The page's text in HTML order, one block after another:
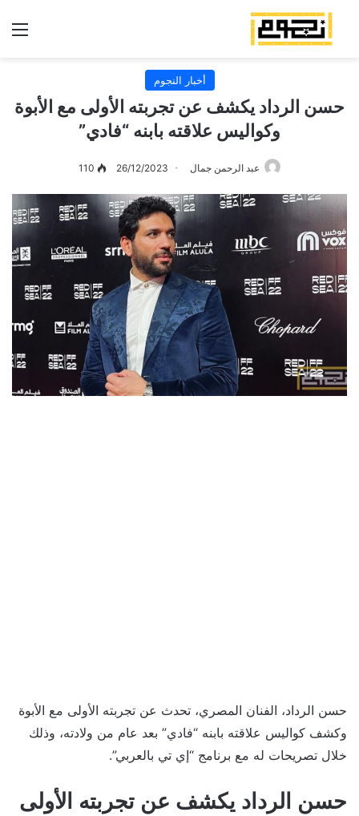
أخبار النجوم
حسن الرداد يكشف عن تجربته الأولى مع الأبوة
وكواليس علاقته بابنه “فادي”
عبد الرحمن جمال 26/12/2023
110
حسن الرداد، الفنان المصري، تحدث عن تجربته الأولى مع الأبوة
وكشف كواليس علاقته بابنه “فادي” بعد عام من ولادته، وذلك
خلال تصريحات له مع برنامج “إي تي بالعربي”.
حسن الرداد يكشف عن تجربته الأولى